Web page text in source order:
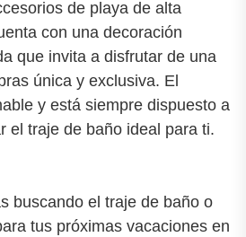
de playa de alta
con una decoración
que invita a disfrutar de una
única y exclusiva. El
y está siempre dispuesto a
el traje de baño ideal para ti.
buscando el traje de baño o
tus próximas vacaciones en